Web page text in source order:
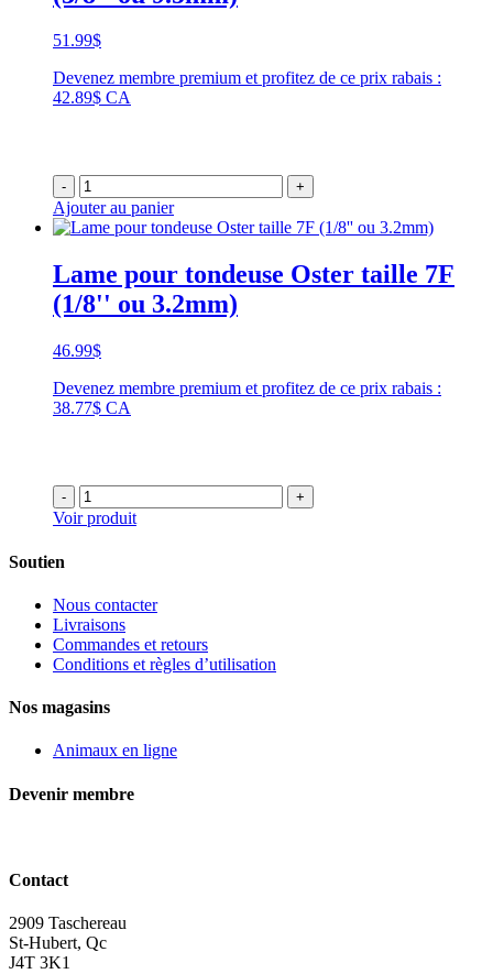
51.99$
Devenez membre premium et profitez de ce prix rabais :
42.89$ CA
- +
Ajouter au panier
Lame pour tondeuse Oster taille 7F
(1/8'' ou 3.2mm)
46.99$
Devenez membre premium et profitez de ce prix rabais :
38.77$ CA
- +
Voir produit
Soutien
Nous contacter
Livraisons
Commandes et retours
Conditions et règles d’utilisation
Nos magasins
Animaux en ligne
Devenir membre
Contact
2909 Taschereau
St-Hubert, Qc
J4T 3K1